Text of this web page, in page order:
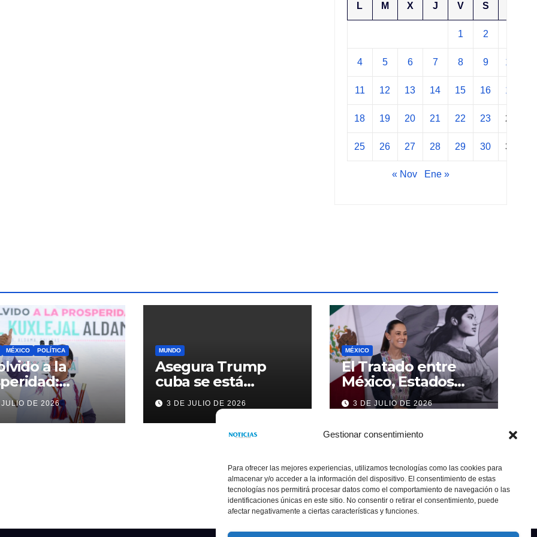
Gestionar consentimiento
Para ofrecer las mejores experiencias, utilizamos tecnologías como las cookies para
almacenar y/o acceder a la información del dispositivo. El consentimiento de estas
tecnologías nos permitirá procesar datos como el comportamiento de navegación o las
identificaciones únicas en este sitio. No consentir o retirar el consentimiento, puede
afectar negativamente a ciertas características y funciones.
L M X J V S
1 2
4 5 6 7 8 9 10
11 12 13 14 15 16 17
18 19 20 21 22 23 24
25 26 27 28 29 30 31
« Nov Ene »
MÉXICO POLÍTICA
a la
Ramírez
la
de
DE 2026
MUNDO
Asegura Trump
cuba se está
acercando a
nosotros
3 DE JULIO DE 2026
MÉXICO
El Tratado entre
México, Estados
Unidos y Canadá (T-
MEC) se mantiene
hasta el 2036:
Presidenta Claudia
3 DE JULIO DE 2026